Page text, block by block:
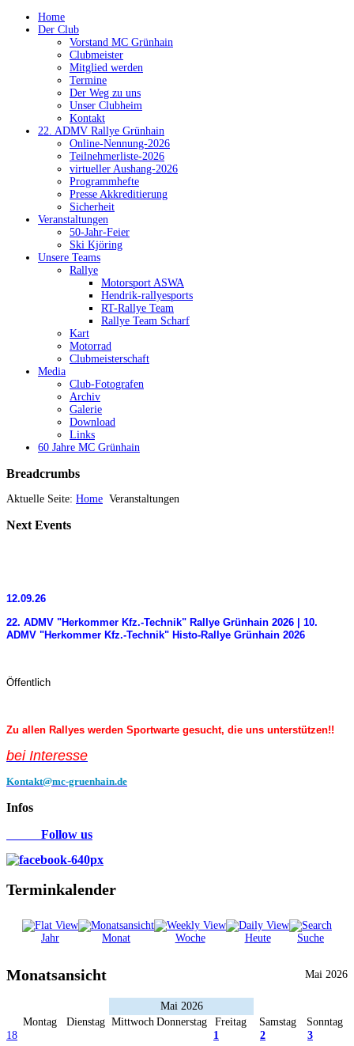
Home
Der Club
Vorstand MC Grünhain
Clubmeister
Mitglied werden
Termine
Der Weg zu uns
Unser Clubheim
Kontakt
22. ADMV Rallye Grünhain
Online-Nennung-2026
Teilnehmerliste-2026
virtueller Aushang-2026
Programmhefte
Presse Akkreditierung
Sicherheit
Veranstaltungen
50-Jahr-Feier
Ski Kjöring
Unsere Teams
Rallye
Motorsport ASWA
Hendrik-rallyesports
RT-Rallye Team
Rallye Team Scharf
Kart
Motorrad
Clubmeisterschaft
Media
Club-Fotografen
Archiv
Galerie
Download
Links
60 Jahre MC Grünhain
Breadcrumbs
Aktuelle Seite: Home Veranstaltungen
Next Events
12.09.26
22. ADMV "Herkommer Kfz.-Technik" Rallye Grünhain 2026 | 10.
ADMV "Herkommer Kfz.-Technik" Histo-Rallye Grünhain 2026
Öffentlich
Zu allen Rallyes werden Sportwarte gesucht, die uns unterstützen!!
bei Interesse
Kontakt@mc-gruenhain.de
Infos
Follow us
Terminkalender
Jahr Monat Woche Heute Suche
Monatsansicht Mai 2026
Mai 2026
Montag
Dienstag Mittwoch Donnerstag Freitag Samstag
Sonntag
18
1 2 3